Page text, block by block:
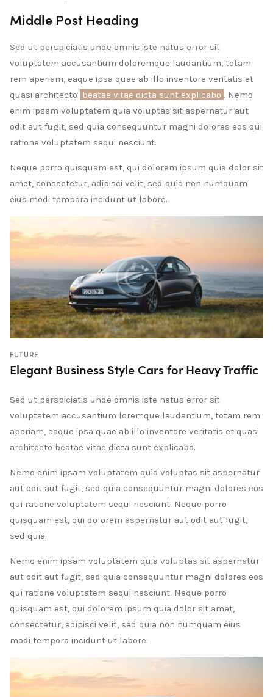
Middle Post Heading
Sed ut perspiciatis unde omnis iste natus error sit
voluptatem accusantium doloremque laudantium, totam
rem aperiam, eaque ipsa quae ab illo inventore veritatis et
quasi architecto
beatae vitae dicta sunt explicabo . Nemo
enim ipsam voluptatem quia voluptas sit aspernatur aut
odit aut fugit, sed quia consequuntur magni dolores eos qui
ratione voluptatem sequi nesciunt.
Neque porro quisquam est, qui dolorem ipsum quia dolor sit
amet, consectetur, adipisci velit, sed quia non numquam
eius modi tempora incidunt ut labore.
FUTURE
Elegant Business Style Cars for Heavy Traffic
Sed ut perspiciatis unde omnis iste natus error sit
voluptatem accusantium loremque laudantium, totam rem
aperiam, eaque ipsa quae ab illo inventore veritatis et quasi
architecto beatae vitae dicta sunt explicabo.
Nemo enim ipsam voluptatem quia voluptas sit aspernatur
aut odit aut fugit, sed quia consequuntur magni dolores eos
qui ratione voluptatem sequi nesciunt. Neque porro
quisquam est, qui dolorem aspernatur aut odit aut fugit,
sed quia.
Nemo enim ipsam voluptatem quia voluptas sit aspernatur
aut odit aut fugit, sed quia consequuntur magni dolores eos
qui ratione voluptatem sequi nesciunt. Neque porro
quisquam est, qui dolorem ipsum quia dolor sit amet,
consectetur, adipisci velit, sed quia non numquam eius
modi tempora incidunt ut labore.